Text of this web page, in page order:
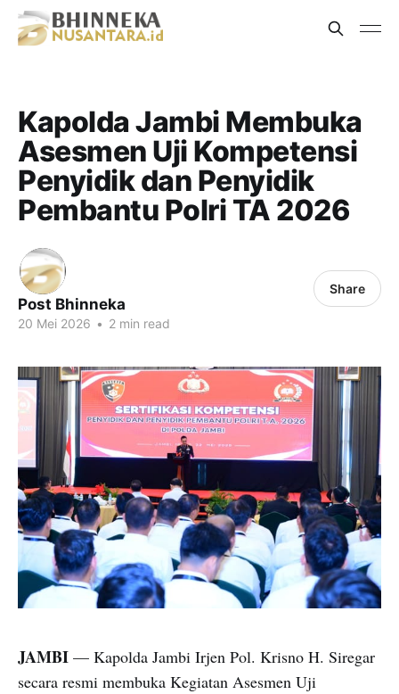
Kapolda Jambi Membuka
Asesmen Uji Kompetensi
Penyidik dan Penyidik
Pembantu Polri TA 2026
Post Bhinneka
20 Mei 2026 • 2 min read
Share
JAMBI — Kapolda Jambi Irjen Pol. Krisno H. Siregar
secara resmi membuka Kegiatan Asesmen Uji